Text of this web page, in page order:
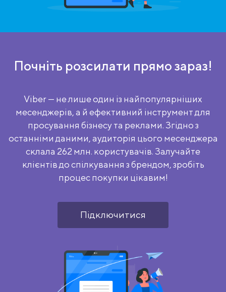
Почніть розсилати прямо зараз!
Viber — не лише один із найпопулярніших
месенджерів, а й ефективний інструмент для
просування бізнесу та реклами. Згідно з
останніми даними, аудиторія цього месенджера
склала 262 млн. користувачів. Залучайте
клієнтів до спілкування з брендом, зробіть
процес покупки цікавим!
Підключитися